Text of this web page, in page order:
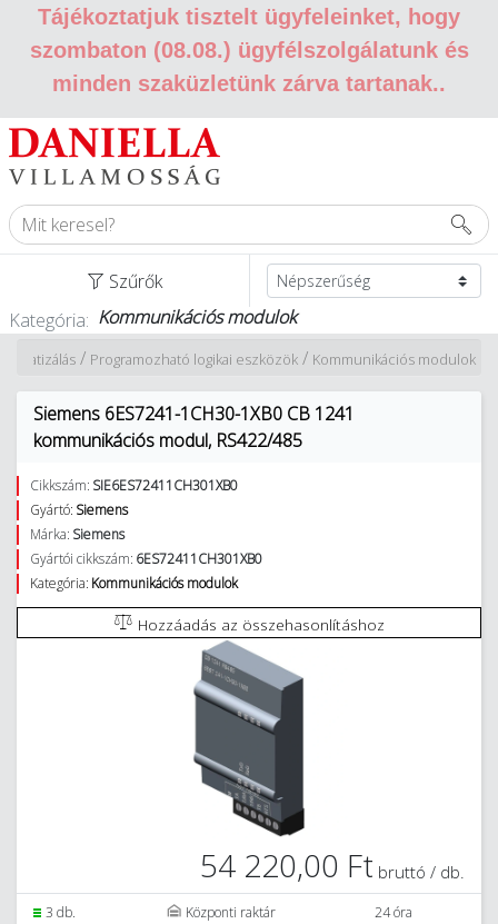
Tájékoztatjuk tisztelt ügyfeleinket, hogy
szombaton (08.08.) ügyfélszolgálatunk és
minden szaküzletünk zárva tartanak..
Szűrők
Kategória: Kommunikációs modulok
Kommunikációs modulok
/
Programozható logikai eszközök
/
Siemens 6ES7241-1CH30-1XB0 CB 1241
kommunikációs modul, RS422/485
Cikkszám: SIE6ES72411CH301XB0
Gyártó: Siemens
Márka: Siemens
Gyártói cikkszám: 6ES72411CH301XB0
Kategória: Kommunikációs modulok
Hozzáadás az összehasonlításhoz
54 220,00 Ft bruttó / db.
3 db. Központi raktár
24 óra